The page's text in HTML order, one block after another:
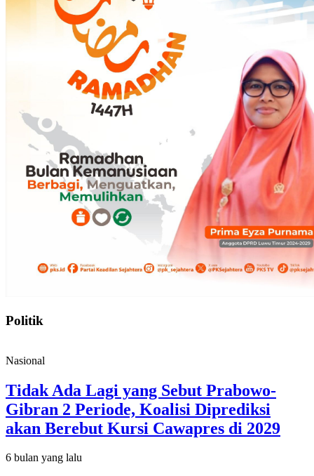
Politik
Nasional
Tidak Ada Lagi yang Sebut Prabowo-
Gibran 2 Periode, Koalisi Diprediksi
akan Berebut Kursi Cawapres di 2029
6 bulan yang lalu